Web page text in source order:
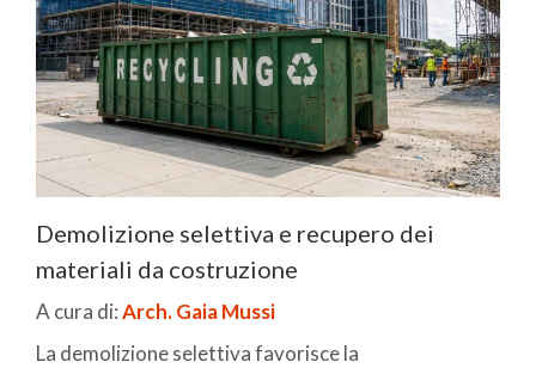
Demolizione selettiva e recupero dei
materiali da costruzione
A cura di:Arch. Gaia Mussi
La demolizione selettiva favorisce la